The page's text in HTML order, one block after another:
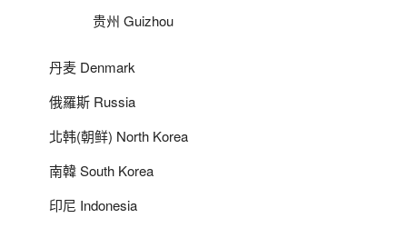
贵州 Guizhou
丹麦 Denmark
俄羅斯 Russia
北韩(朝鲜) North Korea
南韓 South Korea
印尼 Indonesia